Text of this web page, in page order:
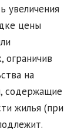
увеличения
цены
ограничив
на
содержащие
жилья (при